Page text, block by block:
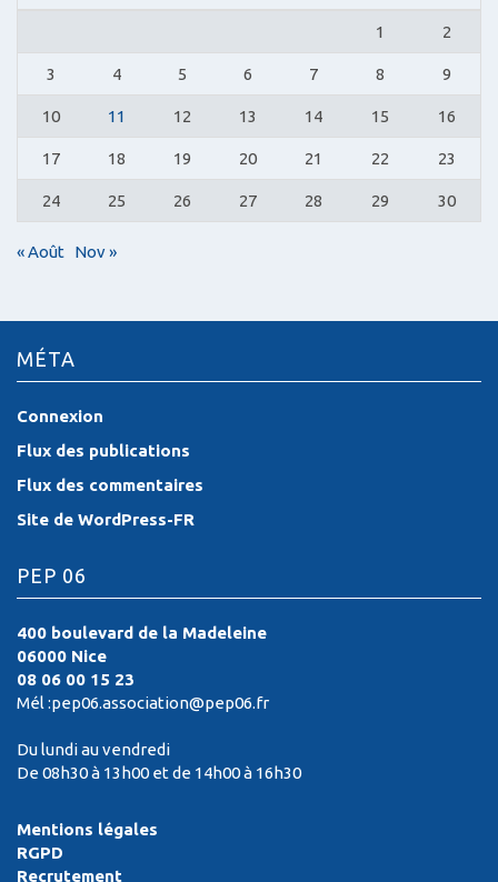
1 2
3 4 5 6 7 8 9
10 11 12 13 14 15 16
17 18 19 20 21 22 23
24 25 26 27 28 29 30
« Août Nov »
MÉTA
Connexion
Flux des publications
Flux des commentaires
Site de WordPress-FR
PEP 06
400 boulevard de la Madeleine
06000 Nice
08 06 00 15 23
Mél :pep06.association@pep06.fr
Du lundi au vendredi
De 08h30 à 13h00 et de 14h00 à 16h30
Mentions légales
RGPD
Recrutement